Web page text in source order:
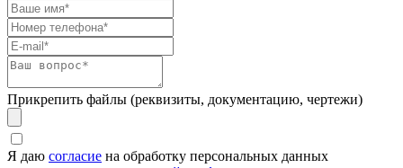
Прикрепить файлы (реквизиты, документацию, чертежи)
Я даю согласие на обработку персональных данных